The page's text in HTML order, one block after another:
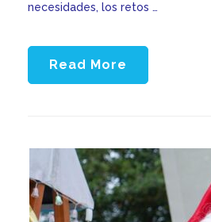
necesidades, los retos …
Read More